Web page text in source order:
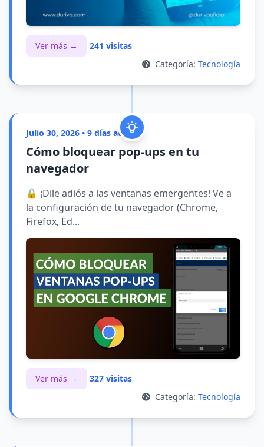
Ver más →
241 visitas
Categoría: Tecnología
Julio 30, 2026 • 9 días atrás
Cómo bloquear pop-ups en tu
navegador
🔒 ¡Dile adiós a las ventanas emergentes! Ve a
la configuración de tu navegador (Chrome,
Firefox, Ed...
Ver más →
327 visitas
Categoría: Tecnología